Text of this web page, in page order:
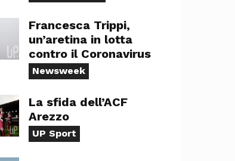
Francesca Trippi,
un’aretina in lotta
contro il Coronavirus
Newsweek
La sfida dell’ACF
Arezzo
UP Sport